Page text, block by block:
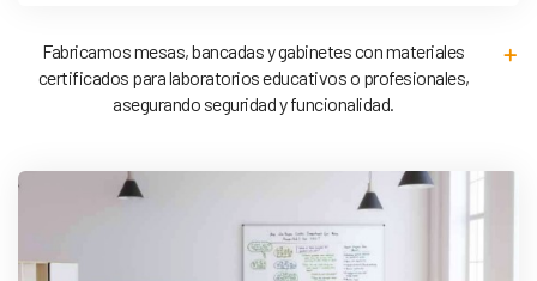
Fabricamos mesas, bancadas y gabinetes con materiales
certificados para laboratorios educativos o profesionales,
asegurando seguridad y funcionalidad.